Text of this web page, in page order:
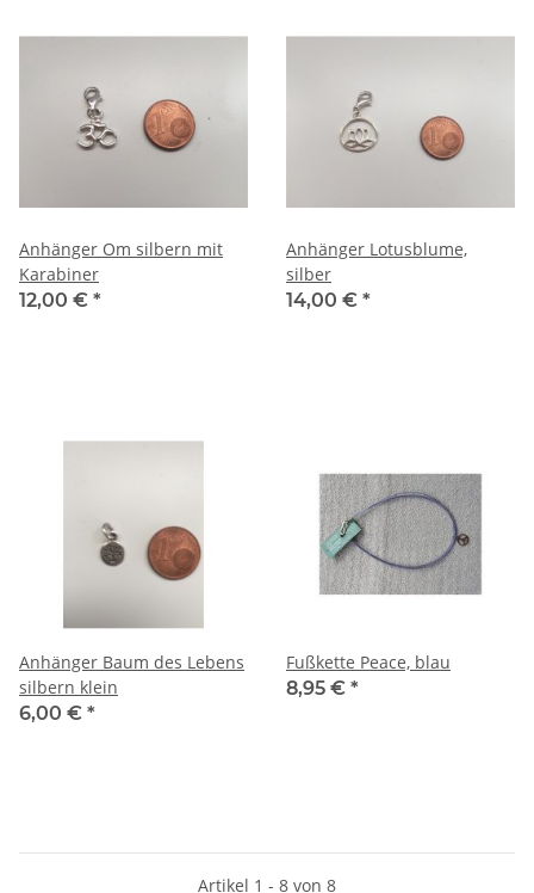
Anhänger Om silbern mit
Karabiner
12,00 € *
Anhänger Lotusblume,
silber
14,00 € *
Anhänger Baum des Lebens
silbern klein
6,00 € *
Fußkette Peace, blau
8,95 € *
Artikel 1 - 8 von 8